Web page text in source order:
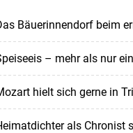
Bäuerinnendorf beim
– mehr als nur
hielt sich gerne in
als Chronist